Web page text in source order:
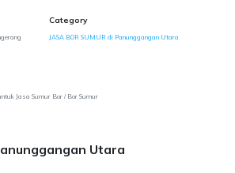
Category
JASA BOR SUMUR di Panunggangan Utara
Jasa Sumur Bor / Bor Sumur
Utara